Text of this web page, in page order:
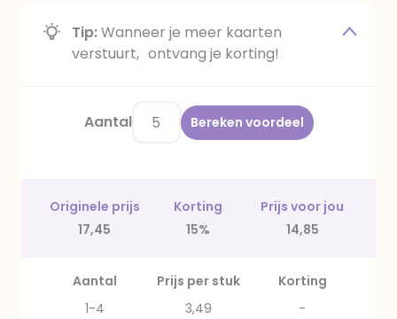
Tip:Wanneer je meer kaarten
verstuurt, ontvang je korting!
Aantal Bereken voordeel
Originele prijs Korting
Prijs voor jou
17,45
15% 14,85
Aantal Prijs per stuk
Korting
1-4
3,49
-